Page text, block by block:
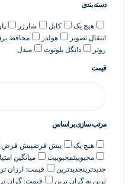
دسته بندی
هیچ یک کابل شارژر
انتقال تصویر
هولدر محافظ
روتر
دانگل بلوتوث مبدل
قیمت
مرتب سازی بر اساس
هیچ یک پیش فرضپیش فرض
محبوبیتمحبوبیت میانگین
جدیدترینجدیدترین قیمت: ارزان
ترین به گران ترین
قیمت: گران